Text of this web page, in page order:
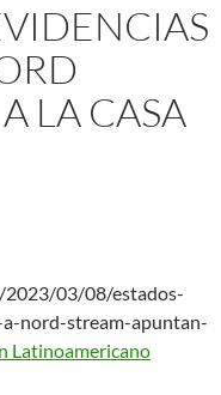
LA CASA
2023/03/08/estados-
nord-stream-apuntan-
Latinoamericano